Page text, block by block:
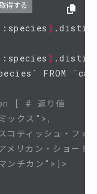
得する
:species )
:species )
` FROM `
[ # 返り値
クス">,
ィッシュ・フォ
カン・ショート
チカン">]>